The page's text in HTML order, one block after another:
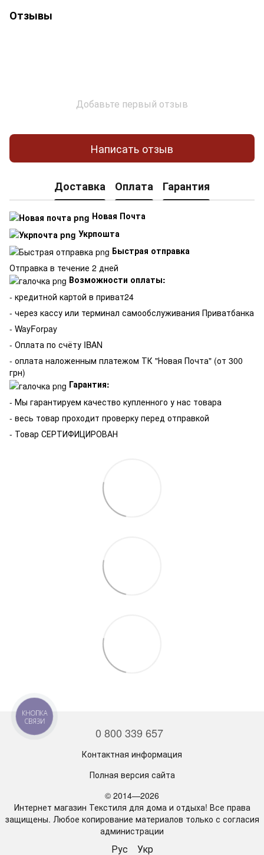
Отзывы
Добавьте первый отзыв
Написать отзыв
Доставка Оплата Гарантия
Новая Почта
Укрпошта
Быстрая отправка
Отправка в течение 2 дней
Возможности оплаты:
- кредитной картой в приват24
- через кассу или терминал самообслуживания Приватбанка
- WayForpay
- Оплата по счёту IBAN
- оплата наложенным платежом ТК "Новая Почта" (от 300
грн)
Гарантия:
- Мы гарантируем качество купленного у нас товара
- весь товар проходит проверку перед отправкой
- Товар СЕРТИФИЦИРОВАН
0 800 339 657
Контактная информация
Полная версия сайта
© 2014—2026
Интернет магазин Текстиля для дома и отдыха! Все права
защищены. Любое копирование материалов только с согласия
администрации
Рус Укр
КНОПКА
СВЯЗИ